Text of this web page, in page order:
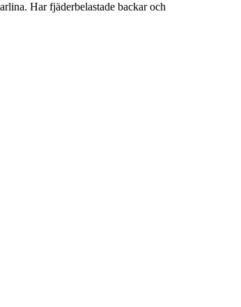
Har fjäderbelastade backar och